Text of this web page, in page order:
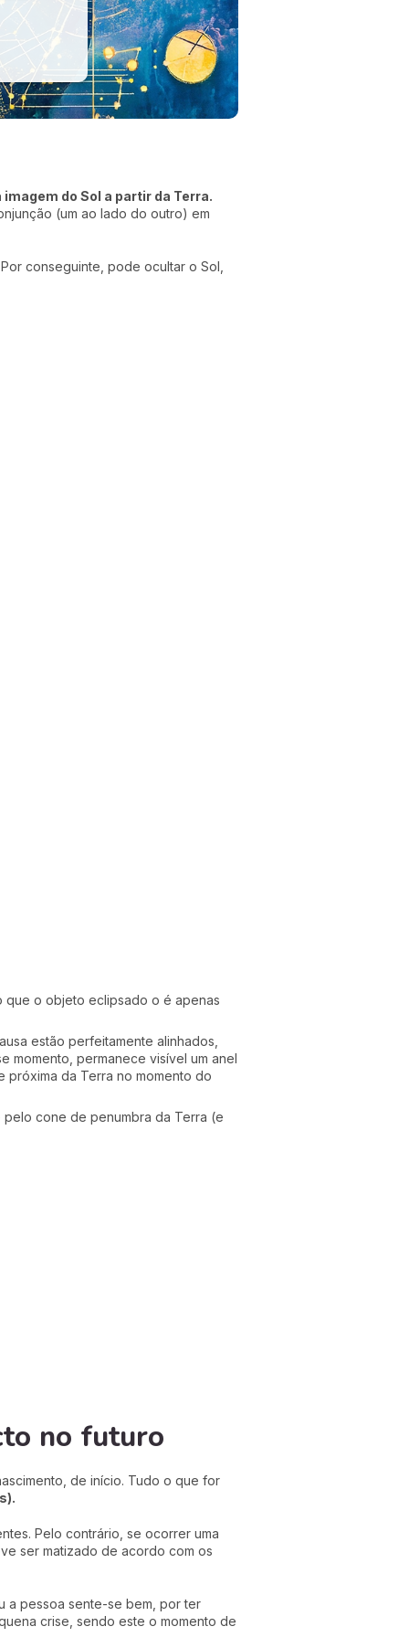
do Sol a partir da Terra.
(um ao lado do outro) em
conseguinte, pode ocultar o Sol,
que o objeto eclipsado o é apenas
estão perfeitamente alinhados,
momento, permanece visível um anel
próxima da Terra no momento do
pelo cone de penumbra da Terra (e
no futuro
de início. Tudo o que for
Pelo contrário, se ocorrer uma
ser matizado de acordo com os
a pessoa sente-se bem, por ter
crise, sendo este o momento de